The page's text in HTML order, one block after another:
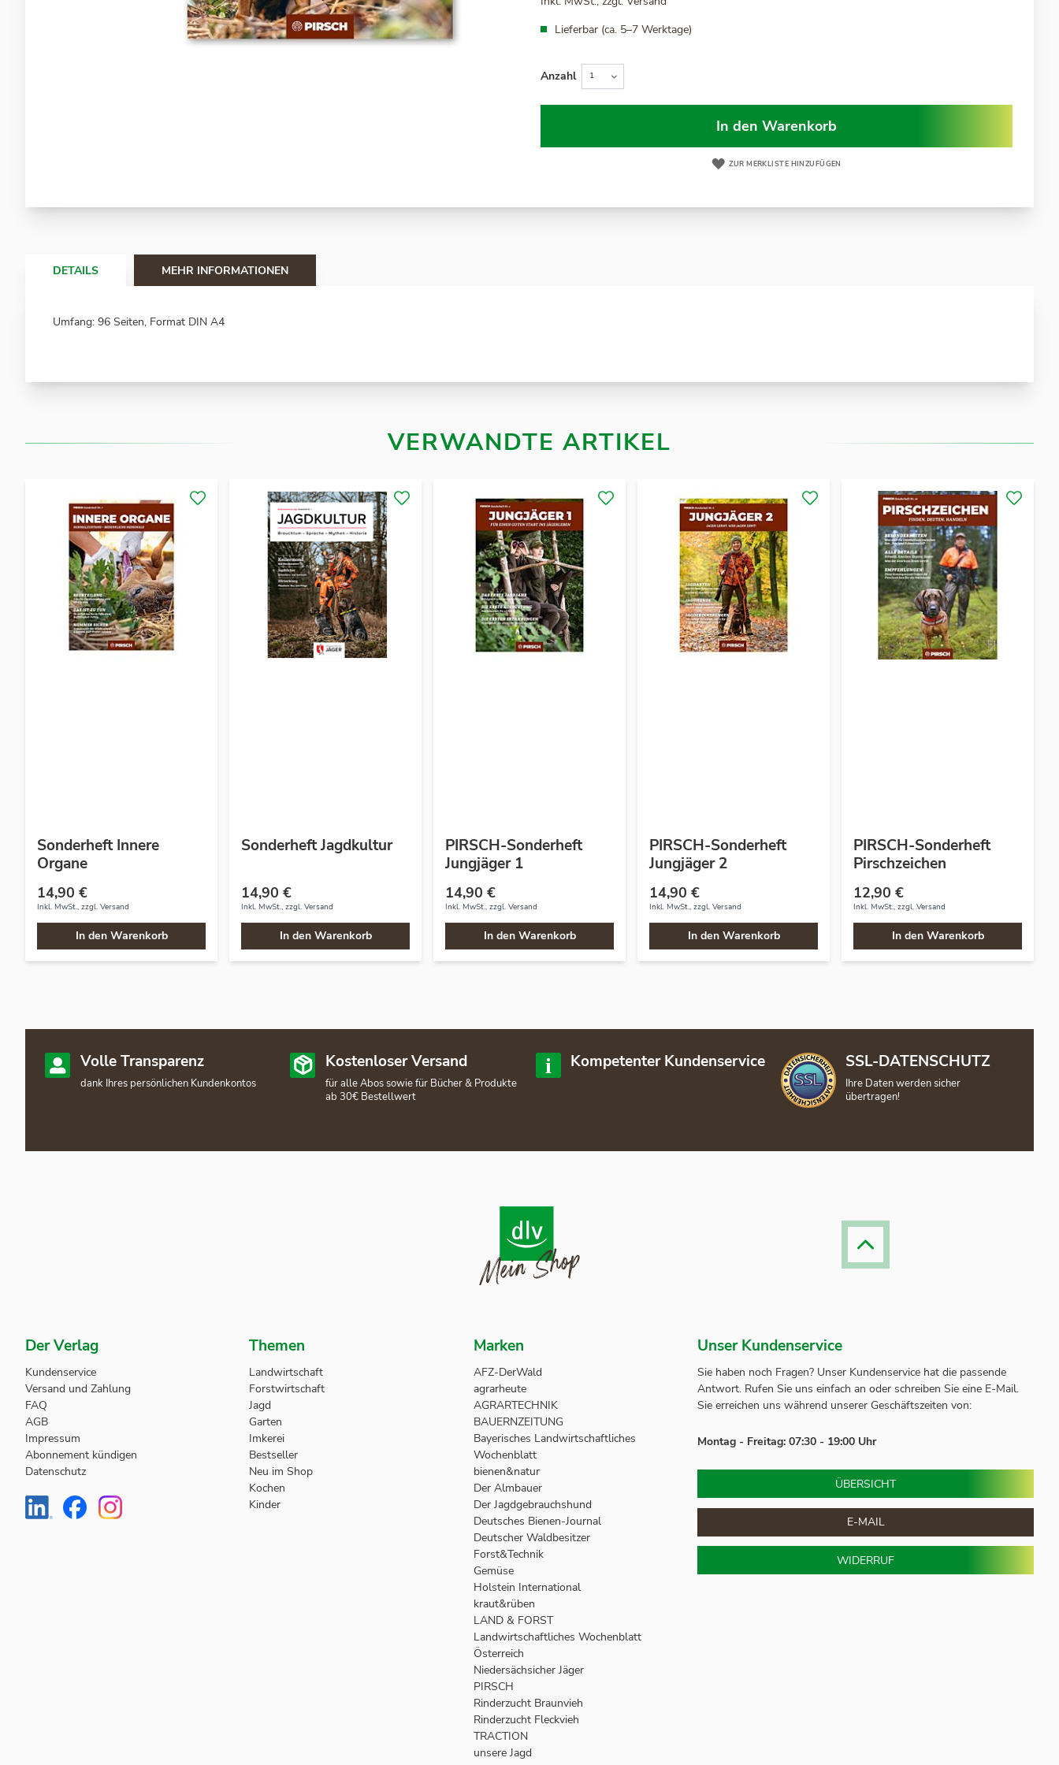
Lieferbar (ca. 5–7 Werktage)
Anzahl
In den Warenkorb
ZUR MERKLISTE HINZUFÜGEN
DETAILS
Umfang: 96 Seiten, Format DIN A4
MEHR INFORMATIONEN
VERWANDTE ARTIKEL
Sonderheft Innere
Organe
14,90 €
Inkl. MwSt., zzgl. Versand
In den Warenkorb
Sonderheft Jagdkultur
14,90 €
Inkl. MwSt., zzgl. Versand
In den Warenkorb
PIRSCH-Sonderheft
Jungjäger 1
14,90 €
Inkl. MwSt., zzgl. Versand
In den Warenkorb
PIRSCH-Sonderheft
Jungjäger 2
14,90 €
Inkl. MwSt., zzgl. Versand
In den Warenkorb
PIRSCH-Sonderheft
Pirschzeichen
12,90 €
Inkl. MwSt., zzgl. Versand
In den Warenkorb
Volle Transparenz
dank Ihres persönlichen Kundenkontos
Kostenloser Versand
für alle Abos sowie für Bücher & Produkte
ab 30€ Bestellwert
Kompetenter Kundenservice SSL-DATENSCHUTZ
Ihre Daten werden sicher
übertragen!
Der Verlag
Kundenservice
Versand und Zahlung
FAQ
AGB
Impressum
Abonnement kündigen
Datenschutz
Themen
Landwirtschaft
Forstwirtschaft
Jagd
Garten
Imkerei
Bestseller
Neu im Shop
Kochen
Kinder
Marken
AFZ-DerWald
agrarheute
AGRARTECHNIK
BAUERNZEITUNG
Bayerisches Landwirtschaftliches
Wochenblatt
bienen&natur
Der Almbauer
Der Jagdgebrauchshund
Deutsches Bienen-Journal
Deutscher Waldbesitzer
Forst&Technik
Gemüse
Holstein International
kraut&rüben
LAND & FORST
Landwirtschaftliches Wochenblatt
Österreich
Niedersächsicher Jäger
PIRSCH
Rinderzucht Braunvieh
Rinderzucht Fleckvieh
TRACTION
unsere Jagd
Unser Kundenservice
Sie haben noch Fragen? Unser Kundenservice hat die passende
Antwort. Rufen Sie uns einfach an oder schreiben Sie eine E-Mail.
Sie erreichen uns während unserer Geschäftszeiten von:
Montag - Freitag: 07:30 - 19:00 Uhr
ÜBERSICHT
E-MAIL
WIDERRUF